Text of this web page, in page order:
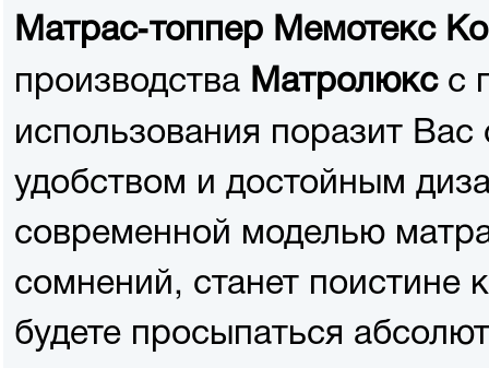
Матрас-топпер Мемотекс
производстваМатролюксс
использования поразит
удобством и достойным
современной моделью
сомнений, станет поистине
будете просыпаться